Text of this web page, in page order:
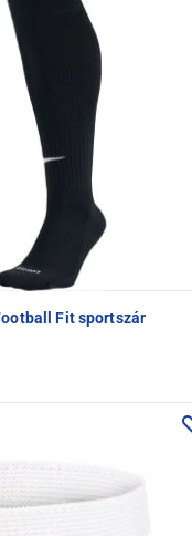
Fit sportszár